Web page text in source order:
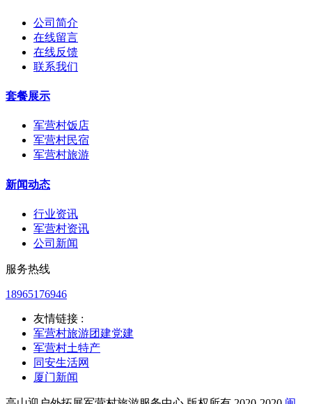
公司简介
在线留言
在线反馈
联系我们
套餐展示
军营村饭店
军营村民宿
军营村旅游
新闻动态
行业资讯
军营村资讯
公司新闻
服务热线
18965176946
友情链接 :
军营村旅游团建党建
军营村土特产
同安生活网
厦门新闻